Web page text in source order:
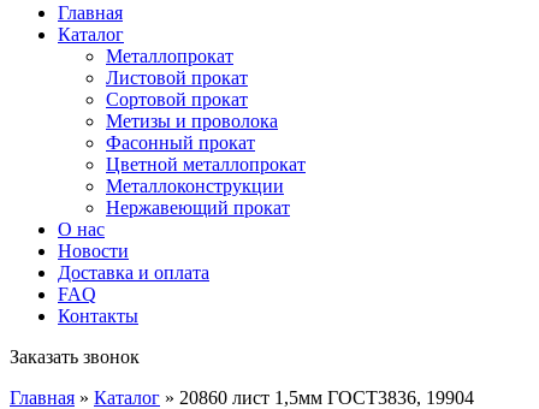
Главная
Каталог
Металлопрокат
Листовой прокат
Сортовой прокат
Метизы и проволока
Фасонный прокат
Цветной металлопрокат
Металлоконструкции
Нержавеющий прокат
О нас
Новости
Доставка и оплата
FAQ
Контакты
Заказать звонок
Главная » Каталог » 20860 лист 1,5мм ГОСТ3836, 19904